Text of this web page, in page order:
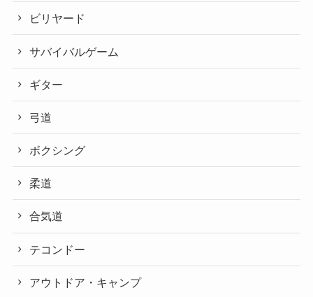
ビリヤード
サバイバルゲーム
ギター
弓道
ボクシング
柔道
合気道
テコンドー
アウトドア・キャンプ